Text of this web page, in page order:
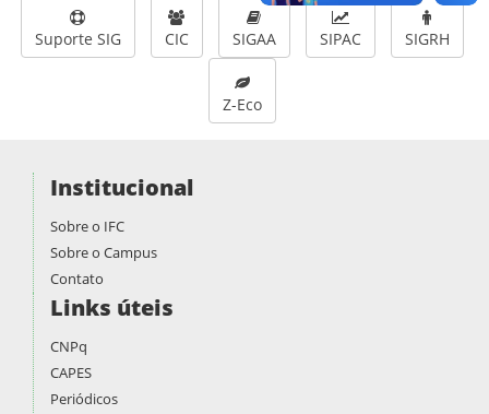
Suporte SIG CIC SIGAA SIPAC SIGRH
Z-Eco
Institucional
Sobre o IFC
Sobre o Campus
Contato
Links úteis
CNPq
CAPES
Periódicos